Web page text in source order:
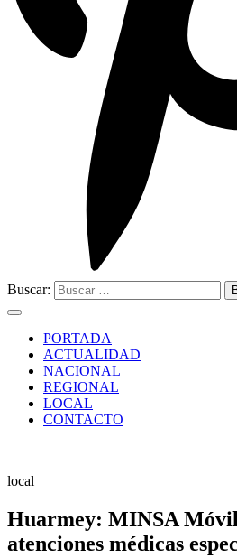
Buscar:
PORTADA
ACTUALIDAD
NACIONAL
REGIONAL
LOCAL
CONTACTO
local
Huarmey: MINSA
atenciones médicas